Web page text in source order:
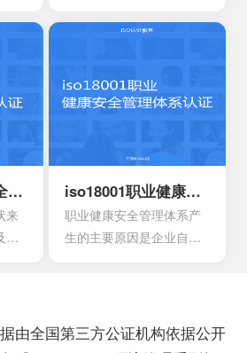
符
的
剖
能够有效帮助企业第一时
市场空间。当企业在市场
展效果，这也是不容错过
的。
ISO27001信息安全管理体系认证
来
到
家
iso18001职业健康安全管理体系认证
职业健康安全管理体系产
生的主要原因是企业自身
理和经营模式提出了更高
的要求。企业必须采用现
由全国第三方公证机构依据公开